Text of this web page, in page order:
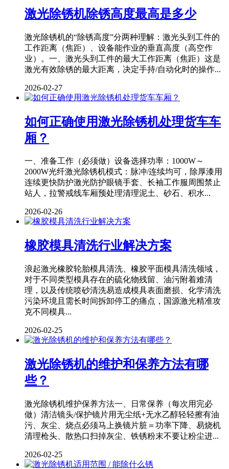
激光除锈机除锈高度最高是多少
激光除锈机的“除锈高度”分两种理解：激光头到工件的
工作距离（焦距）、设备能作业的垂直高度（高空作
业）。一、激光头到工件的最大工作距离（焦距）这是
激光有效除锈的最大距离，决定手持/自动化时的操作...
2026-02-27
如何正确使用激光除锈机处理货车车
厢？
一、准备工作（必须做）设备选择功率：1000W～
2000W光纤激光除锈机模式：脉冲/连续均可，除厚漆用
连续更快防护激光防护眼镜手套、长袖工作服周围禁止
站人，拉警戒线车厢预处理清理泥土、砂石、积水...
2026-02-26
橡胶模具清洗行业解决方案
浪起激光橡胶轮胎模具清洗、橡胶平面模具清洗领域，
对于不同类型模具存在的硫化物残留、油污附着难清
理，以及传统喷砂清洗易造成模具表面磨损、化学清洗
污染环境且需长时间拆卸停工的痛点，国源激光精准攻
克不同模具...
2026-02-25
激光除锈机的维护和保养方法有哪
些？
激光除锈机维护保养方法一、日常保养（每次用完必
做）清洁镜头/保护镜片用无尘纸+无水乙醇轻轻擦有油
污、灰尘、烧点必须马上换镜片脏＝功率下降、易烧机
清理枪头、散热口扫掉灰尘、铁锈粉末不要让粉尘进...
2026-02-25